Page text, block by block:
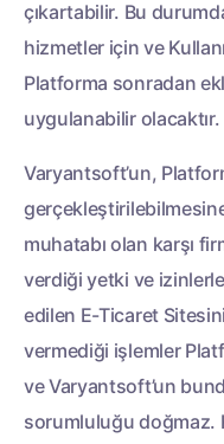
çıkartabilir. Bu
hizmetler için ve
Platforma sonradan
uygulanabilir olacaktır.
Varyantsoft’un,
muhatabı olan karşı
verdiği yetki ve izinlerle
edilen E-Ticaret
vermediği işlemler
ve Varyantsoft’un
sorumluluğu doğmaz.